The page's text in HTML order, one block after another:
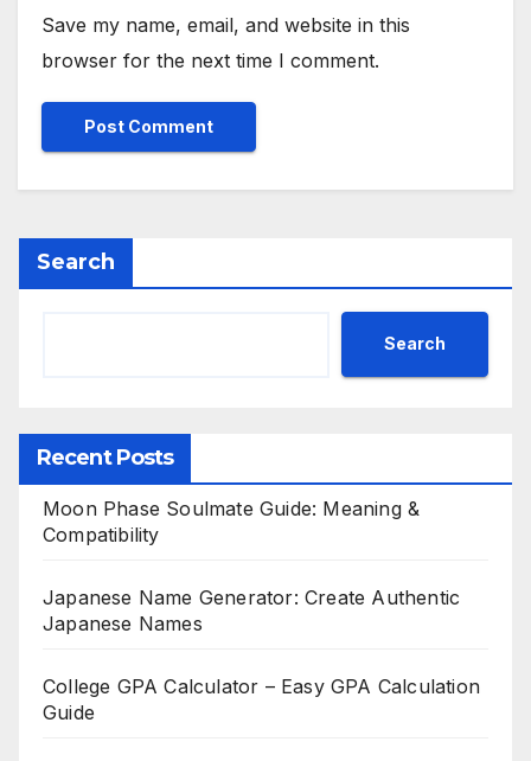
Save my name, email, and website in this
browser for the next time I comment.
Search
Search
Recent Posts
Moon Phase Soulmate Guide: Meaning &
Compatibility
Japanese Name Generator: Create Authentic
Japanese Names
College GPA Calculator – Easy GPA Calculation
Guide